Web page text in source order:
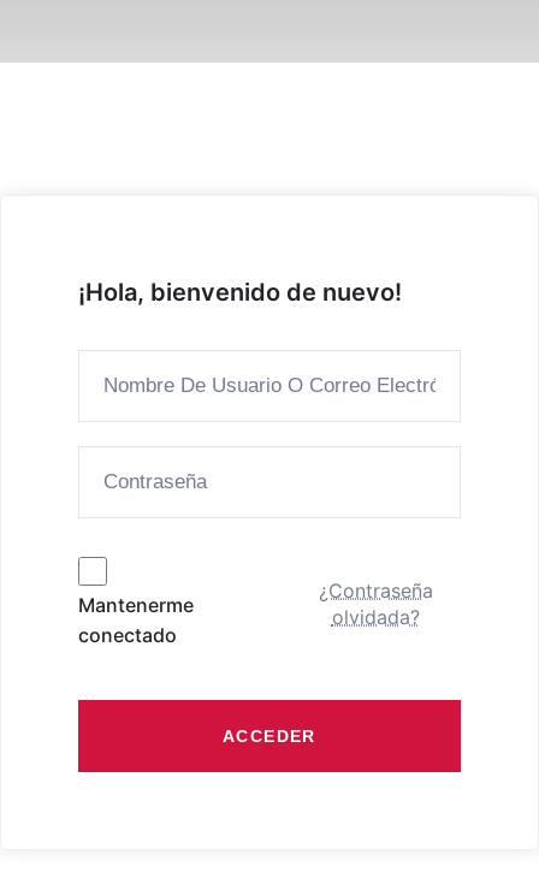
¡Hola, bienvenido de nuevo!
Mantenerme
conectado
¿Contraseña
olvidada?
ACCEDER